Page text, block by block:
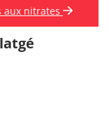
aux nitrates